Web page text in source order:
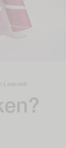
Lesezeit